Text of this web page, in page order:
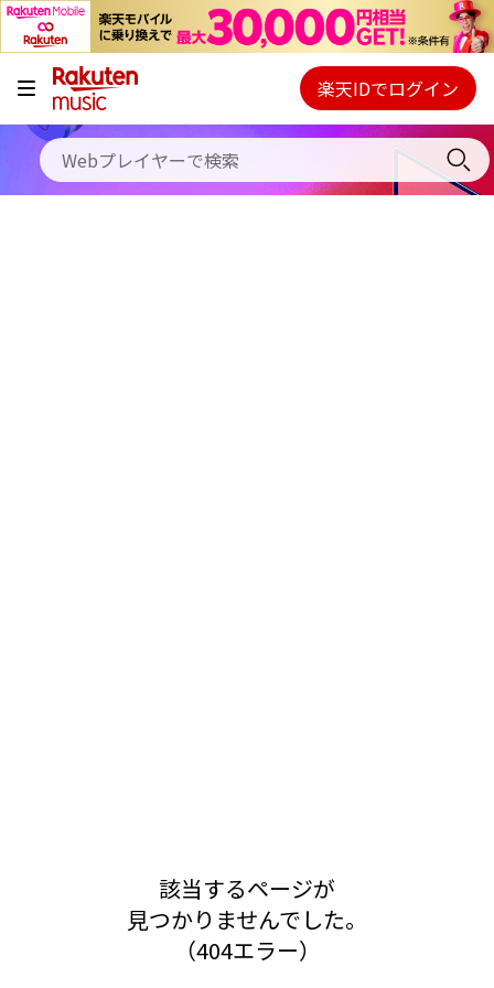
キャンペーン
料金プラン
使い方
Webプレイヤー
ご契約内容の確認・変更
楽天IDでログイン
該当するページが
見つかりませんでした。
（404エラー）